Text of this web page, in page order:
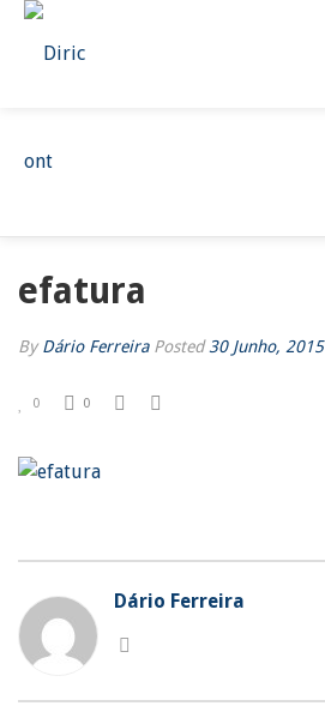
EFATURA
efatura
ByDário Ferreira Posted30 Junho, 2015
0 0
Dário Ferreira